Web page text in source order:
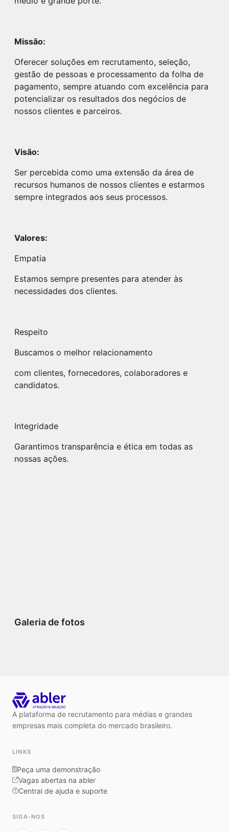
Missão:
Oferecer soluções em recrutamento, seleção,
gestão de pessoas e processamento da folha de
pagamento, sempre atuando com excelência para
potencializar os resultados dos negócios de
nossos clientes e parceiros.
Visão:
Ser percebida como uma extensão da área de
recursos humanos de nossos clientes e estarmos
sempre integrados aos seus processos.
Valores:
Empatia
Estamos sempre presentes para atender às
necessidades dos clientes.
Respeito
Buscamos o melhor relacionamento
com clientes, fornecedores, colaboradores e
candidatos.
Integridade
Garantimos transparência e ética em todas as
nossas ações.
Galeria de fotos
A plataforma de recrutamento para médias e grandes
empresas mais completa do mercado brasileiro.
LINKS
Peça uma demonstração
Vagas abertas na abler
Central de ajuda e suporte
SIGA-NOS